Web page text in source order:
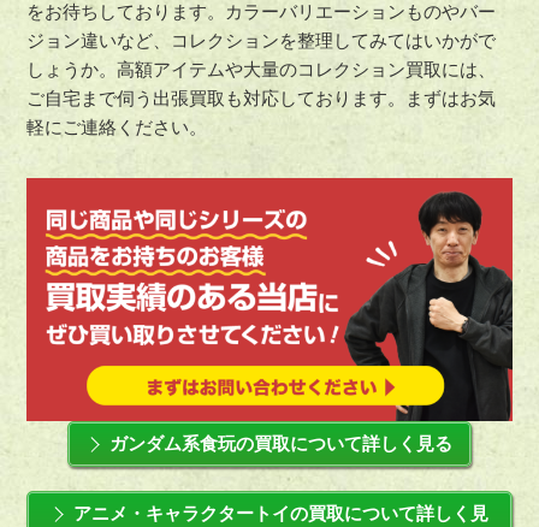
をお待ちしております。カラーバリエーションものやバー
ジョン違いなど、コレクションを整理してみてはいかがで
しょうか。高額アイテムや大量のコレクション買取には、
ご自宅まで伺う出張買取も対応しております。まずはお気
軽にご連絡ください。
ガンダム系食玩の買取について詳しく見る
アニメ・キャラクタートイの買取について詳しく見